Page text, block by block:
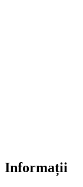
Informații